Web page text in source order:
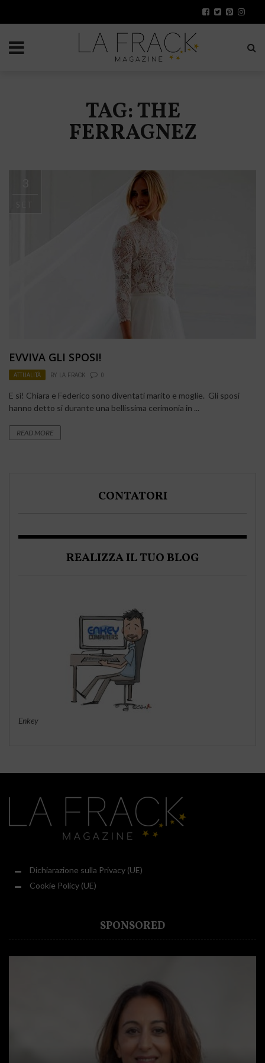
TAG: THE
FERRAGNEZ
EVVIVA GLI SPOSI!
ATTUALITÀ BY LA FRACK 0
E sì! Chiara e Federico sono diventati marito e moglie. Gli sposi
hanno detto si durante una bellissima cerimonia in ...
READ MORE
CONTATORI
REALIZZA IL TUO BLOG
Enkey
Dichiarazione sulla Privacy (UE)
Cookie Policy (UE)
SPONSORED